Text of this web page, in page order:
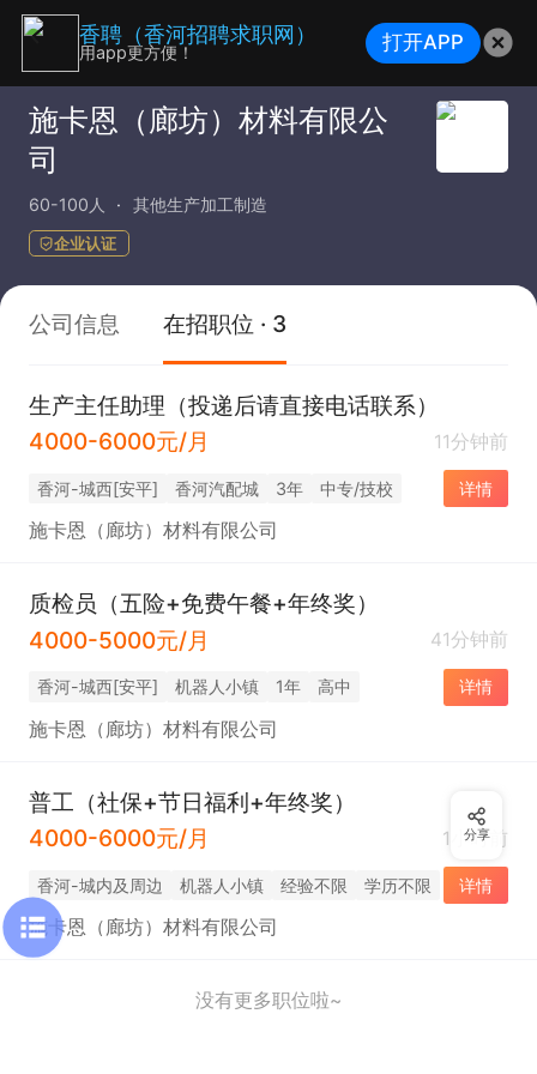
施卡恩（廊坊）材料有限公
司
60-100人 其他生产加工制造
企业认证
公司信息 在招职位 · 3
生产主任助理（投递后请直接电话联系）
4000-6000元/月
11分钟前
香河-城西[安平] 香河汽配城 3年 中专/技校 详情
施卡恩（廊坊）材料有限公司
质检员（五险+免费午餐+年终奖）
4000-5000元/月
41分钟前
香河-城西[安平] 机器人小镇 1年 高中 详情
施卡恩（廊坊）材料有限公司
普工（社保+节日福利+年终奖）
4000-6000元/月
1小时前
香河-城内及周边 机器人小镇 经验不限 学历不限 详情
施卡恩（廊坊）材料有限公司
没有更多职位啦~
分享
香聘（香河招聘求职网）
用app更方便！ 打开APP